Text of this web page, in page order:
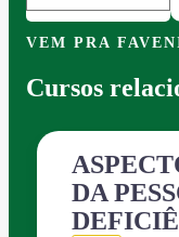
VEM PRA
Cursos
DA